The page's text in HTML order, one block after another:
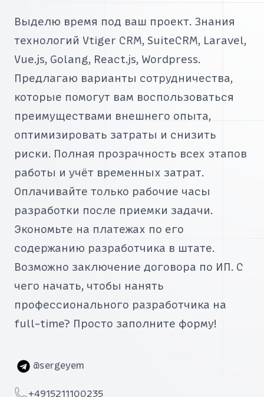
Выделю время под ваш проект. Знания
технологий Vtiger CRM, SuiteCRM, Laravel,
Vue.js, Golang, React.js, Wordpress.
Предлагаю варианты сотрудничества,
которые помогут вам воспользоваться
преимуществами внешнего опыта,
оптимизировать затраты и снизить
риски. Полная прозрачность всех этапов
работы и учёт временных затрат.
Оплачивайте только рабочие часы
разработки после приемки задачи.
Экономьте на платежах по его
содержанию разработчика в штате.
Возможно заключение договора по ИП. С
чего начать, чтобы нанять
профессионального разработчика на
full-time? Просто заполните форму!
Telegram
@sergeyem
Telephone
+4915211100235